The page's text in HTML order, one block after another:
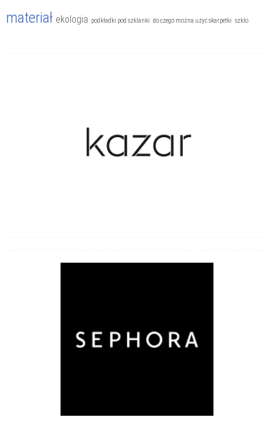
materiał ekologia podkładki pod szklanki do czego można użyć skarpetki szkło